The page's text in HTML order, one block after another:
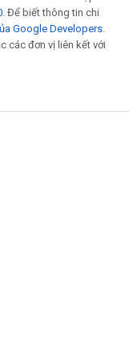
. Để biết thông tin chi
Google Developers.
các đơn vị liên kết với